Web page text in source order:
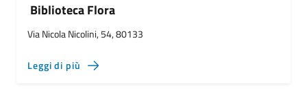
Biblioteca Flora
Via Nicola Nicolini, 54, 80133
Leggi di più